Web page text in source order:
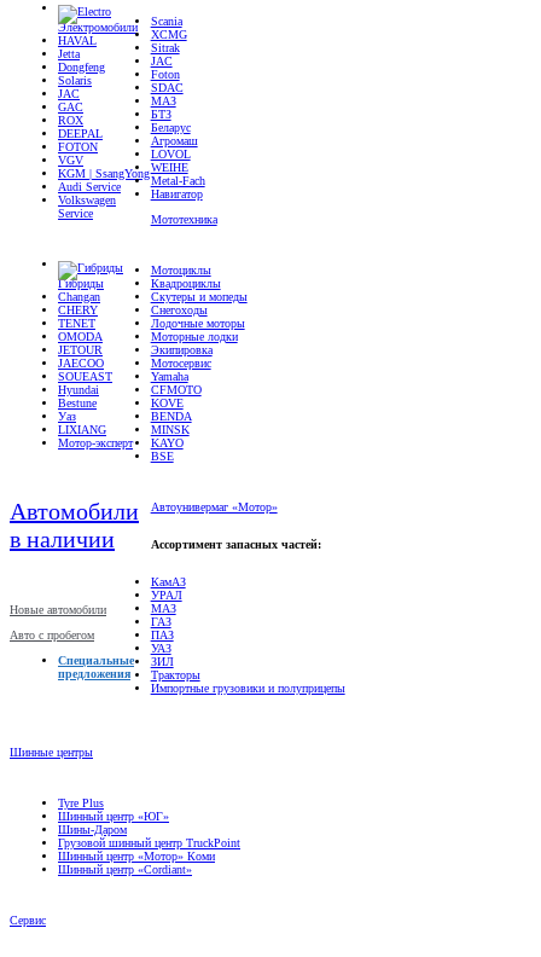
Электромобили
HAVAL
Jetta
Dongfeng
Solaris
JAC
GAC
ROX
DEEPAL
FOTON
VGV
KGM | SsangYong
Audi Service
Volkswagen
Service
Гибриды
Changan
CHERY
TENET
OMODA
JETOUR
JAECOO
SOUEAST
Hyundai
Bestune
Уаз
LIXIANG
Мотор-эксперт
в наличии
Авто с пробегом
Специальные
предложения
XCMG
Sitrak
JAC
Foton
SDAC
МАЗ
БТЗ
Беларус
Агромаш
LOVOL
WEIHE
Metal-Fach
Навигатор
Мототехника
Квадроциклы
Скутеры и мопеды
Снегоходы
Лодочные моторы
Моторные лодки
Экипировка
Мотосервис
Yamaha
CFMOTO
KOVE
BENDA
MINSK
KAYO
BSE
УРАЛ
МАЗ
ГАЗ
ПАЗ
УАЗ
ЗИЛ
Тракторы
Импортные грузовики и полуприцепы
Шинный центр «ЮГ»
Шины-Даром
Грузовой шинный центр TruckPoint
Шинный центр «Мотор» Коми
Шинный центр «Cordiant»